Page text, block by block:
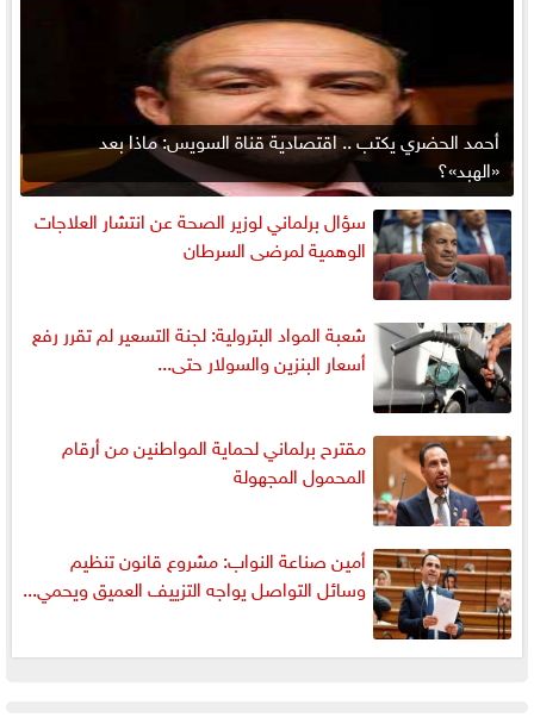
أحمد الحضري يكتب .. اقتصادية قناة السويس: ماذا بعد
«الهبد»؟
سؤال برلماني لوزير الصحة عن انتشار العلاجات
الوهمية لمرضى السرطان
شعبة المواد البترولية: لجنة التسعير لم تقرر رفع
أسعار البنزين والسولار حتى...
مقترح برلماني لحماية المواطنين من أرقام
المحمول المجهولة
أمين صناعة النواب: مشروع قانون تنظيم
وسائل التواصل يواجه التزييف العميق ويحمي...